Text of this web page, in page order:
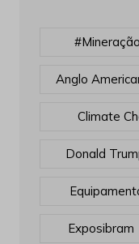
#mineração
Anglo
Climate
Donald
Exposibram